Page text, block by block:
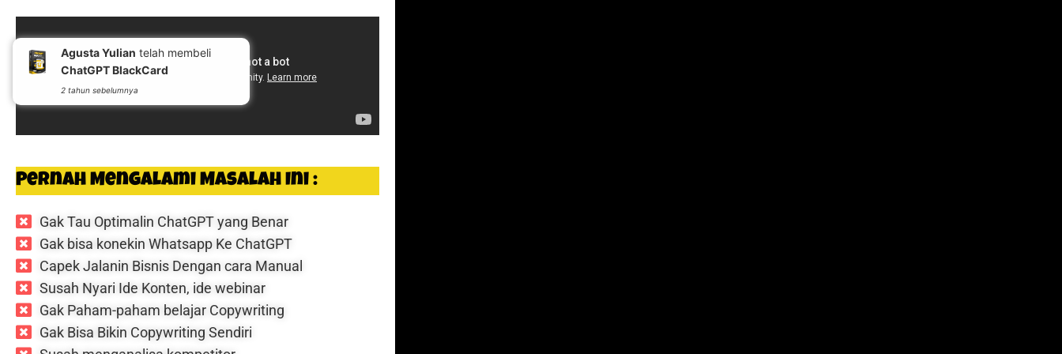
Pernah Mengalami Masalah Ini :
Gak Tau Optimalin ChatGPT yang Benar
Gak bisa konekin Whatsapp Ke ChatGPT
Capek Jalanin Bisnis Dengan cara Manual
Susah Nyari Ide Konten, ide webinar
Gak Paham-paham belajar Copywriting
Gak Bisa Bikin Copywriting Sendiri
Agusta Yuliantelah membeli
ChatGPT BlackCard